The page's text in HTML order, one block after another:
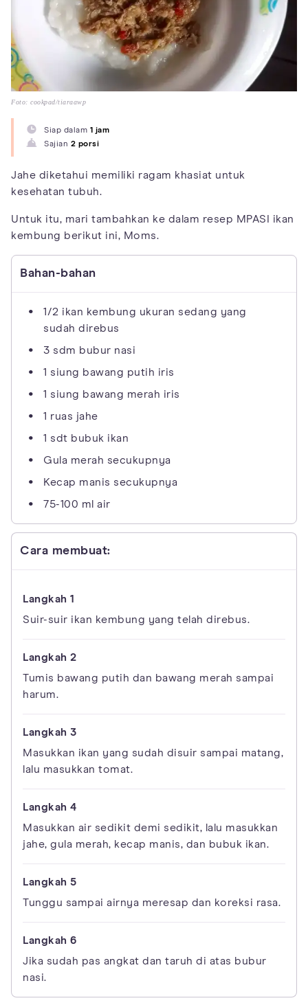
Foto: cookpad/tiaraawp
Siap dalam 1 jam
Sajian 2 porsi
Jahe diketahui memiliki ragam khasiat untuk
kesehatan tubuh.
Untuk itu, mari tambahkan ke dalam resep MPASI ikan
kembung berikut ini, Moms.
Bahan-bahan
1/2 ikan kembung ukuran sedang yang
sudah direbus
3 sdm bubur nasi
1 siung bawang putih iris
1 siung bawang merah iris
1 ruas jahe
1 sdt bubuk ikan
Gula merah secukupnya
Kecap manis secukupnya
75-100 ml air
Cara membuat:
Suir-suir ikan kembung yang telah direbus.
Tumis bawang putih dan bawang merah sampai
harum.
Masukkan ikan yang sudah disuir sampai matang,
lalu masukkan tomat.
Masukkan air sedikit demi sedikit, lalu masukkan
jahe, gula merah, kecap manis, dan bubuk ikan.
Tunggu sampai airnya meresap dan koreksi rasa.
Jika sudah pas angkat dan taruh di atas bubur
nasi.